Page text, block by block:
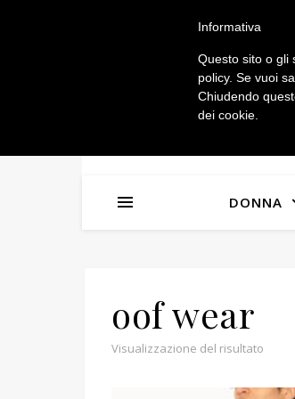
IL MIO ACCOUNT
DONNA
oof wear
Visualizzazione del risultato
Informativa
Questo sito o gli
policy. Se vuoi
Chiudendo
dei cookie.